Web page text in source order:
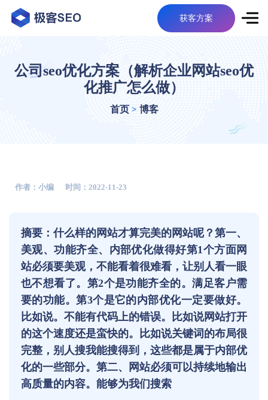
获客方案
公司seo优化方案（解析企业网站seo优
化推广怎么做）
首页 > 博客
作者：小编 时间：2022-11-23
摘要：什么样的网站才算完美的网站呢？第一、
美观、功能齐全、内部优化做得好第1个方面网
站必须要美观，不能看着很难看，让别人看一眼
也不想看了。第2个是功能齐全的。满足客户需
要的功能。第3个是它的内部优化一定要做好。
比如说。不能有代码上的错误。比如说网站打开
的这个速度还是蛮快的。比如说关键词的布局很
完整，别人搜我能搜得到，这些都是属于内部优
化的一些部分。第二、网站必须可以持续地输出
高质量的内容。能够为我们搜索